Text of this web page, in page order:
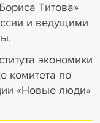
Титова»
и ведущими
экономики
комитета по
«Новые люди»